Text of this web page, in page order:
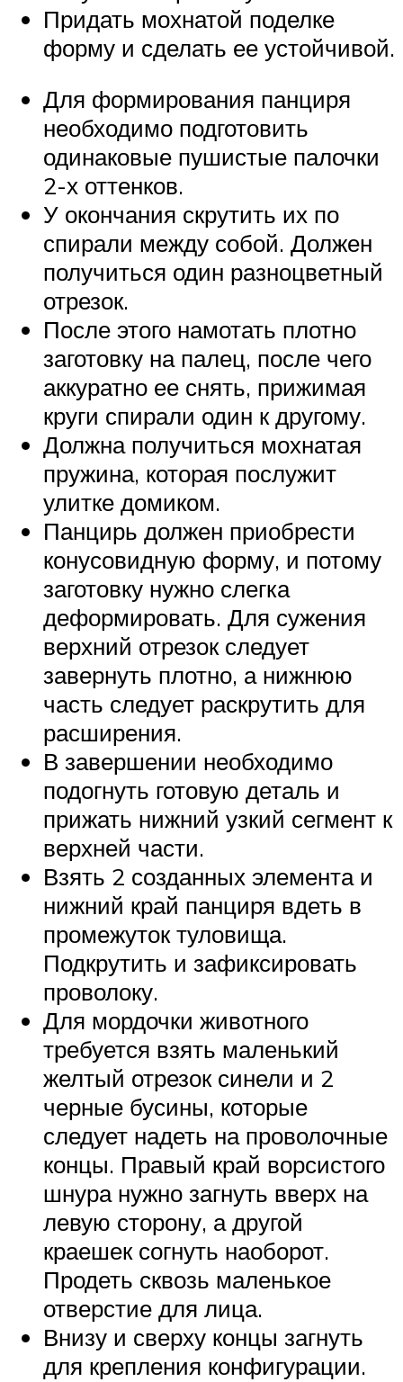
Придать мохнатой поделке
форму и сделать ее устойчивой.
Для формирования панциря
необходимо подготовить
одинаковые пушистые палочки
2-х оттенков.
У окончания скрутить их по
спирали между собой. Должен
получиться один разноцветный
отрезок.
После этого намотать плотно
заготовку на палец, после чего
аккуратно ее снять, прижимая
круги спирали один к другому.
Должна получиться мохнатая
пружина, которая послужит
улитке домиком.
Панцирь должен приобрести
конусовидную форму, и потому
заготовку нужно слегка
деформировать. Для сужения
верхний отрезок следует
завернуть плотно, а нижнюю
часть следует раскрутить для
расширения.
В завершении необходимо
подогнуть готовую деталь и
прижать нижний узкий сегмент к
верхней части.
Взять 2 созданных элемента и
нижний край панциря вдеть в
промежуток туловища.
Подкрутить и зафиксировать
проволоку.
Для мордочки животного
требуется взять маленький
желтый отрезок синели и 2
черные бусины, которые
следует надеть на проволочные
концы. Правый край ворсистого
шнура нужно загнуть вверх на
левую сторону, а другой
краешек согнуть наоборот.
Продеть сквозь маленькое
отверстие для лица.
Внизу и сверху концы загнуть
для крепления конфигурации.